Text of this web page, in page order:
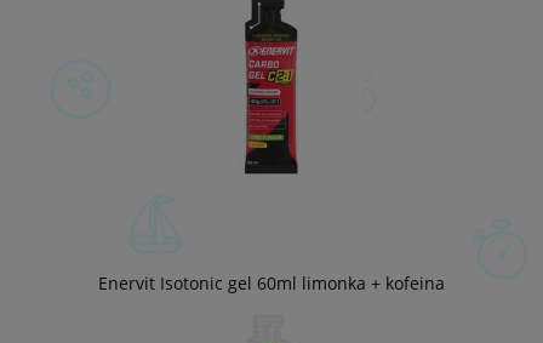
Enervit Isotonic gel 60ml limonka + kofeina